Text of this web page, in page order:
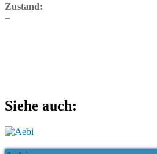
Zustand:
–
Siehe auch: